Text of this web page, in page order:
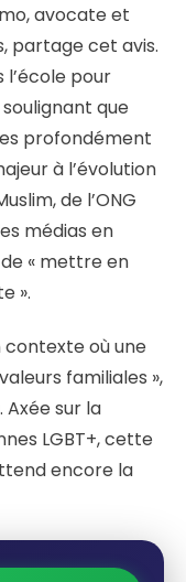
avocate et
partage cet avis.
l’école pour
soulignant que
profondément
à l’évolution
de l’ONG
médias en
« mettre en
».
contexte où une
familiales »,
Axée sur la
LGBT+, cette
encore la